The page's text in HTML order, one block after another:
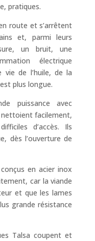
pratiques.
route et s’arrêtent
et, parmi leurs
un bruit, une
électrique
vie de l’huile, de la
plus longue.
puissance avec
facilement,
d’accès. Ils
dès l’ouverture de
en acier inox
car la viande
et que les lames
grande résistance
Talsa coupent et